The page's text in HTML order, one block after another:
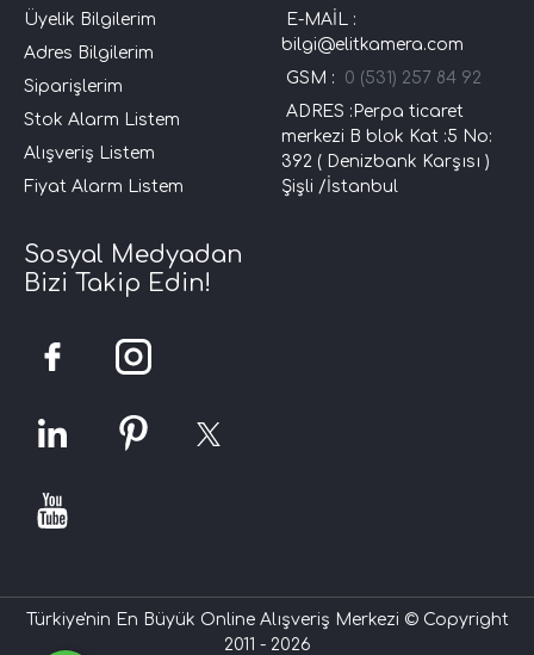
Üyelik Bilgilerim
Adres Bilgilerim
Siparişlerim
Stok Alarm Listem
Alışveriş Listem
Fiyat Alarm Listem
E-MAİL :
bilgi@elitkamera.com
GSM : 0 (531) 257 84 92
ADRES :Perpa ticaret
merkezi B blok Kat :5 No:
392 ( Denizbank Karşısı )
Şişli /İstanbul
Sosyal Medyadan
Bizi Takip Edin!
Türkiye'nin En Büyük Online Alışveriş Merkezi © Copyright
2011 - 2026